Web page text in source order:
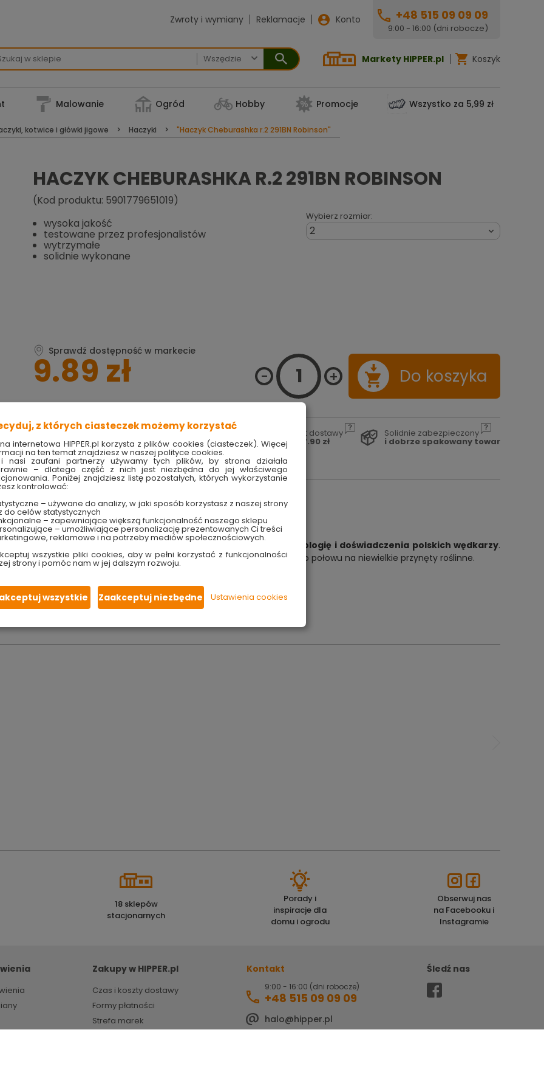
Zwroty i wymiany Reklamacje Konto +48 515 09 09 09
9:00 - 16:00 (dni robocze)
 Markety HIPPER.pl Koszyk
Malowanie Ogród Hobby Promocje Wszystko za 5,99 zł
kotwice i główki jigowe Haczyki "Haczyk Cheburashka r.2 291BN Robinson"
HACZYK CHEBURASHKA R.2 291BN ROBINSON
(Kod produktu: 5901779651019)
wysoka jakość
testowane przez profesjonalistów
wytrzymałe
solidnie wykonane
Wybierz rozmiar:
2 
Sprawdź dostępność w markecie
9.89 zł Do koszyka
Produkt w magazynie
Ilość 33 szt
Szybka wysyłka
w ciągu 24h
Koszt dostawy
od 17.90 zł
Solidnie zabezpieczony
i dobrze spakowany towar
techniczne
ponieważ w idealny sposób łączą najnowocześniejszą technologię i doświadczenia polskich wędkarzy.
Titanium sąna najwyższym poziomie. Haczyki przeznaczone do połowu na niewielkie przynęty roślinne.
18 sklepów
stacjonarnych
Porady i
inspiracje dla
domu i ogrodu
Obserwuj nas
na Facebooku i
Instagramie
Zakupy w HIPPER.pl
Czas i koszty dostawy
Formy płatności
Strefa marek
Kontakt
9:00 - 16:00 (dni robocze)
+48 515 09 09 09
halo@hipper.pl
Śledź nas
z których ciasteczek możemy korzystać
internetowa HIPPER.pl korzysta z plików cookies (ciasteczek). Więcej
na ten temat znajdziesz w naszej polityce cookies.
nasi zaufani partnerzy używamy tych plików, by strona działała
– dlatego część z nich jest niezbędna do jej właściwego
Poniżej znajdziesz listę pozostałych, których wykorzystanie
kontrolować:
– używane do analizy, w jaki sposób korzystasz z naszej strony
do celów statystycznych
– zapewniające większą funkcjonalność naszego sklepu
– umożliwiające personalizację prezentowanych Ci treści
reklamowe i na potrzeby mediów społecznościowych.
wszystkie pliki cookies, aby w pełni korzystać z funkcjonalności
strony i pomóc nam w jej dalszym rozwoju.
wszystkie Zaakceptuj niezbędne Ustawienia cookies